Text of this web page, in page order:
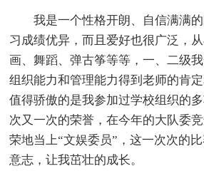
我是一个性格开朗、自信满满
习成绩优异，而且爱好也很广泛，
画、舞蹈、弹古筝等等，一、二级
组织能力和管理能力得到老师的肯
值得骄傲的是我参加过学校组织的
次又一次的荣誉，在今年的大队委
荣地当上“文娱委员”，这一次次的
意志，让我茁壮的成长。